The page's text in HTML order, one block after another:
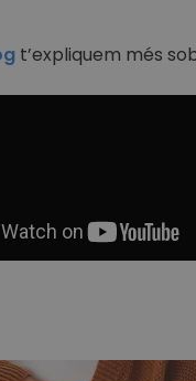
t’expliquem més